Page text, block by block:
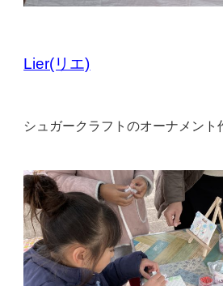
Lier(リエ)
シュガークラフトのオーナメント